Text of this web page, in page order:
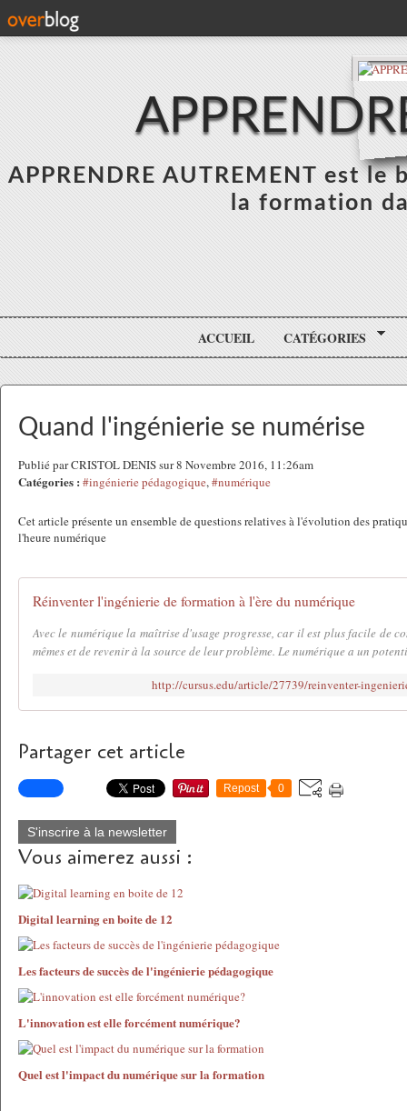
APPRENDRE AUTREMENT est
la formation
ACCUEIL CATÉGORIES
Quand l'ingénierie se numérise
Publié par CRISTOL DENIS sur 8 Novembre 2016, 11:26am
Catégories : #ingénierie pédagogique,#numérique
Cet article présente un ensemble de questions relatives à l'évolution des
l'heure numérique
Réinventer l'ingénierie de formation à l'ère du numérique
Avec le numérique la maîtrise d'usage progresse, car il est plus facile de
mêmes et de revenir à la source de leur problème. Le numérique a un
http://cursus.edu/article/27739/reinventer-
Partager cet article
Repost 0
S'inscrire à la newsletter
Vous aimerez aussi :
Digital learning en boite de 12
Les facteurs de succès de l'ingénierie pédagogique
L'innovation est elle forcément numérique?
Quel est l'impact du numérique sur la formation